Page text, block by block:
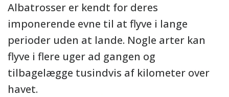
Albatrosser er kendt for deres
imponerende evne til at flyve i lange
perioder uden at lande. Nogle arter kan
flyve i flere uger ad gangen og
tilbagelægge tusindvis af kilometer over
havet.